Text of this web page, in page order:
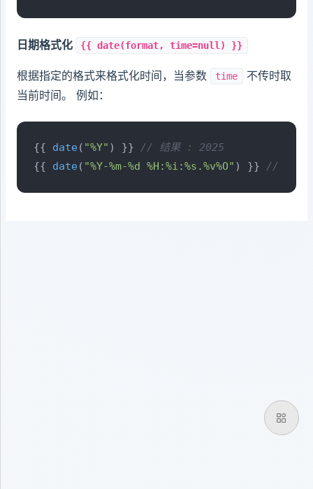
日期格式化 {{ date(format, time=null) }}
根据指定的格式来格式化时间，当参数 time
不传时取
当前时间。 例如：
{{ date( "%Y" ) }} // 结果 : 2025
{{ date( "%Y-%m-%d %H:%i:%s.%v%O" ) }} // 结果